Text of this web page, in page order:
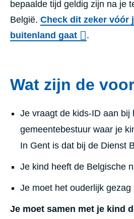
bepaalde tijd geldig zijn na je
België. Check dit zeker vóór
buitenland gaat
.
Wat zijn de
Je vraagt de kids-ID aan bij
gemeentebestuur waar je
In Gent is dat bij de Dienst
Je kind heeft de Belgische
Je moet het ouderlijk
Je moet samen met je kind